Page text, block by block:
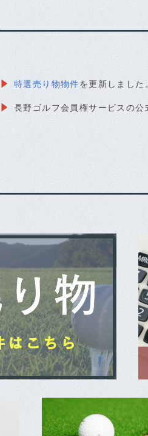
特選売り物物件 を更新しました
長野ゴルフ会員権サービスの公